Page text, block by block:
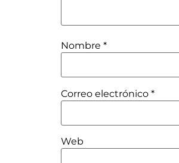
Nombre *
Correo electrónico *
Web